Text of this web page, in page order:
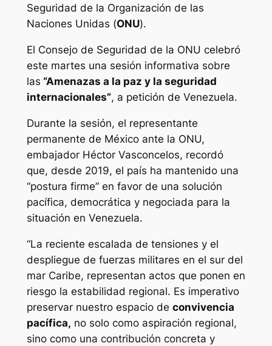
Seguridad de la Organización de las
Naciones Unidas (ONU).
El Consejo de Seguridad de la ONU celebró
este martes una sesión informativa sobre
las “Amenazas a la paz y la seguridad
internacionales”, a petición de Venezuela.
Durante la sesión, el representante
permanente de México ante la ONU,
embajador Héctor Vasconcelos, recordó
que, desde 2019, el país ha mantenido una
“postura firme” en favor de una solución
pacífica, democrática y negociada para la
situación en Venezuela.
“La reciente escalada de tensiones y el
despliegue de fuerzas militares en el sur del
mar Caribe, representan actos que ponen en
riesgo la estabilidad regional. Es imperativo
preservar nuestro espacio de convivencia
pacífica, no solo como aspiración regional,
sino como una contribución concreta y